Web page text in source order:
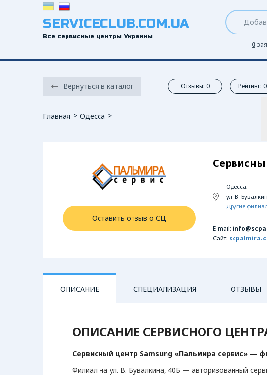
SERVICECLUB.COM.UA
Все сервисные центры Украины
0
Вернуться в каталог Отзывы: 0 Рейтинг:
Главная Одесса
Оставить отзыв о СЦ
Одесса,
ул. В.
Другие
E-mail:
Сайт:
ОПИСАНИЕ СПЕЦИАЛИЗАЦИЯ ОТЗЫВЫ
ОПИСАНИЕ СЕРВИСНОГО
Сервисный центр Samsung «Пальмира сервис» —
Филиал на ул. В. Бувалкина, 40Б — авторизованный
АУДИОТЕХНИКА
Музыкальные центры